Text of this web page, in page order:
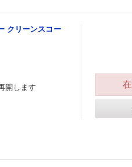
クリーンスコー
開します